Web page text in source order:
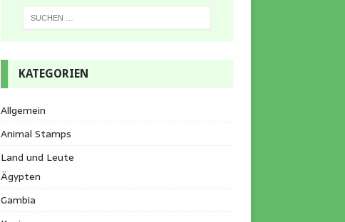
KATEGORIEN
Allgemein
Animal Stamps
Land und Leute
Ägypten
Gambia